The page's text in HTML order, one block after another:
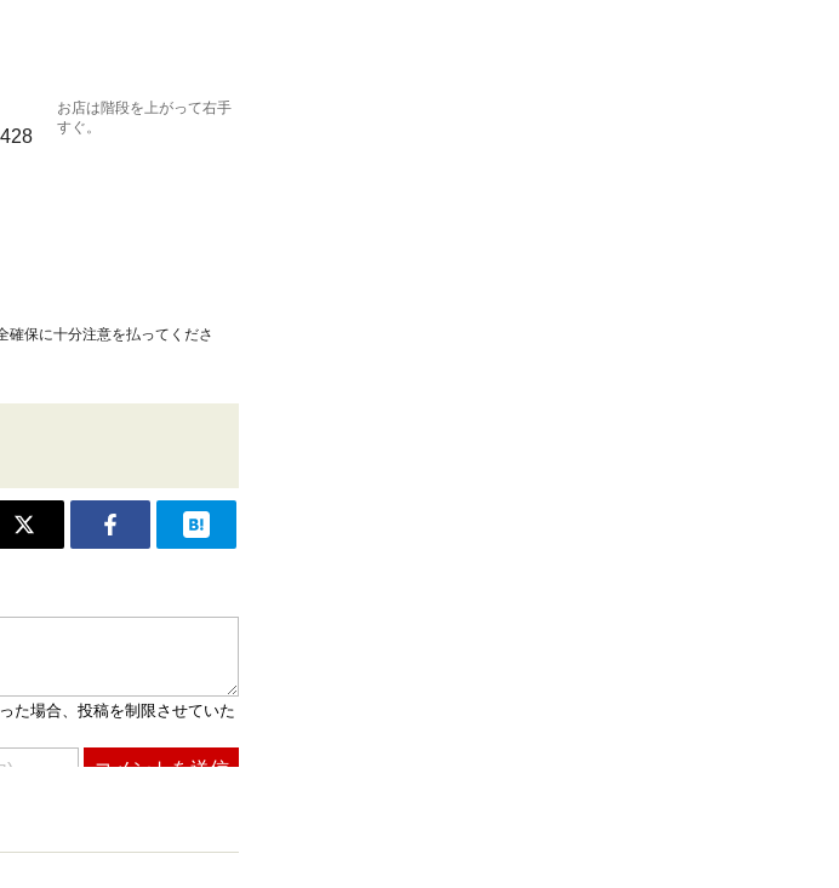
お店は階段を上がって右手
すぐ。
確保に十分注意を払ってくださ